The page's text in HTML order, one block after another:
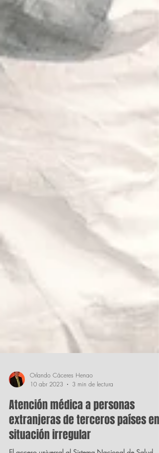
Orlando Cáceres Henao
10 abr 2023
3 min de lectura
Atención médica a personas